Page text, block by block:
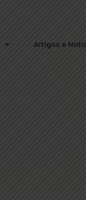
Artigos e